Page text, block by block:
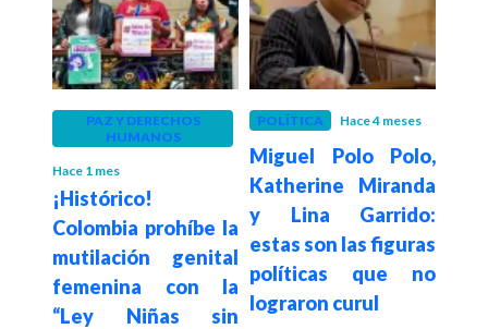
PAZ Y DERECHOS
HUMANOS
Hace 1 mes
¡Histórico!
Colombia prohíbe la
mutilación genital
femenina con la
“Ley Niñas sin
POLÍTICA Hace 4 meses
Miguel Polo Polo,
Katherine Miranda
y Lina Garrido:
estas son las figuras
políticas que no
lograron curul